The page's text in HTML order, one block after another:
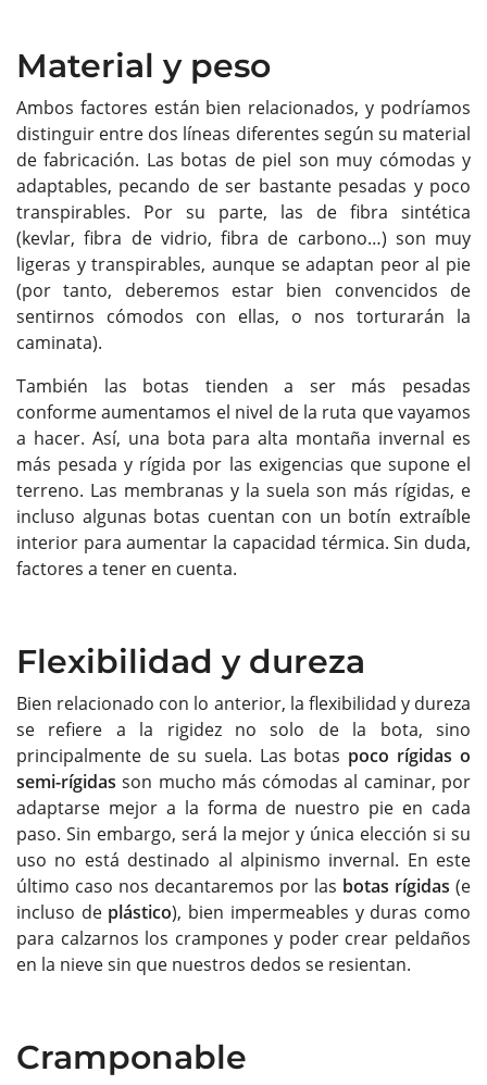
Material y peso
Ambos factores están bien relacionados, y podríamos
distinguir entre dos líneas diferentes según su material
de fabricación. Las botas de piel son muy cómodas y
adaptables, pecando de ser bastante pesadas y poco
transpirables. Por su parte, las de fibra sintética
(kevlar, fibra de vidrio, fibra de carbono…) son muy
ligeras y transpirables, aunque se adaptan peor al pie
(por tanto, deberemos estar bien convencidos de
sentirnos cómodos con ellas, o nos torturarán la
caminata).
También las botas tienden a ser más pesadas
conforme aumentamos el nivel de la ruta que vayamos
a hacer. Así, una bota para alta montaña invernal es
más pesada y rígida por las exigencias que supone el
terreno. Las membranas y la suela son más rígidas, e
incluso algunas botas cuentan con un botín extraíble
interior para aumentar la capacidad térmica. Sin duda,
factores a tener en cuenta.
Flexibilidad y dureza
Bien relacionado con lo anterior, la flexibilidad y dureza
se refiere a la rigidez no solo de la bota, sino
principalmente de su suela. Las botas poco rígidas o
semi-rígidas son mucho más cómodas al caminar, por
adaptarse mejor a la forma de nuestro pie en cada
paso. Sin embargo, será la mejor y única elección si su
uso no está destinado al alpinismo invernal. En este
último caso nos decantaremos por las botas rígidas (e
incluso de plástico), bien impermeables y duras como
para calzarnos los crampones y poder crear peldaños
en la nieve sin que nuestros dedos se resientan.
Cramponable